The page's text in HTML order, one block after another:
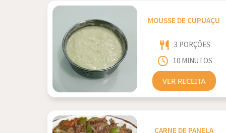
MOUSSE DE CUPUAÇU
3 PORÇÕES
10 MINUTOS
VER RECEITA
CARNE DE PANELA